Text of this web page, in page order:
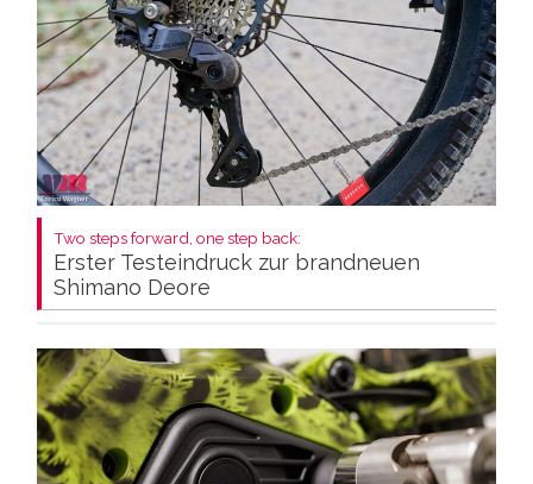
Two steps forward, one step back:
Erster Testeindruck zur brandneuen
Shimano Deore